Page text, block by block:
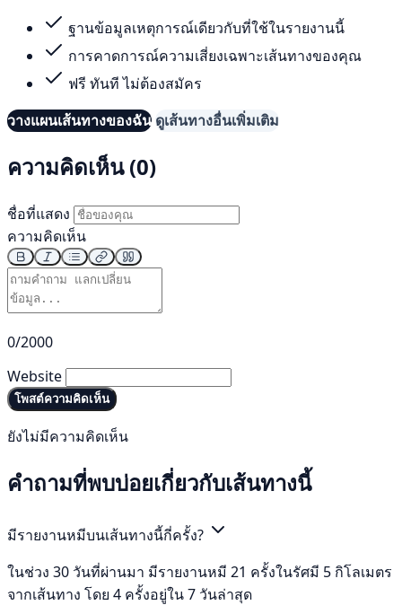
ฐานข้อมูลเหตุการณ์เดียวกับที่ใช้ในรายงานนี้
การคาดการณ์ความเสี่ยงเฉพาะเส้นทางของคุณ
ฟรี ทันที ไม่ต้องสมัคร
วางแผนเส้นทางของฉัน ดูเส้นทางอื่นเพิ่มเติม
ความคิดเห็น (0)
ชื่อที่แสดง
ความคิดเห็น
0/2000
Website
โพสต์ความคิดเห็น
ยังไม่มีความคิดเห็น
คำถามที่พบบ่อยเกี่ยวกับเส้นทางนี้
มีรายงานหมีบนเส้นทางนี้กี่ครั้ง?
ในช่วง 30 วันที่ผ่านมา มีรายงานหมี 21 ครั้งในรัศมี 5 กิโลเมตร
จากเส้นทาง โดย 4 ครั้งอยู่ใน 7 วันล่าสุด